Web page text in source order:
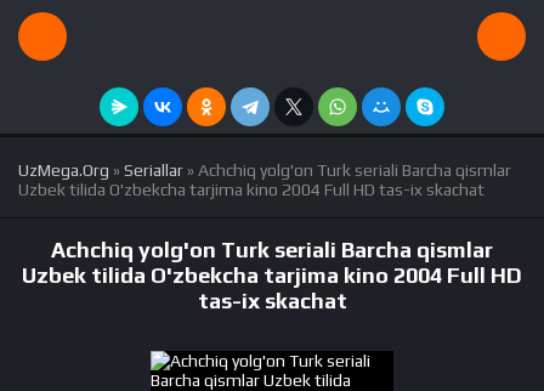
UzMega.Org »Seriallar » Achchiq yolg'on Turk seriali Barcha qismlar
Uzbek tilida O'zbekcha tarjima kino 2004 Full HD tas-ix skachat
Achchiq yolg'on Turk seriali Barcha qismlar
Uzbek tilida O'zbekcha tarjima kino 2004 Full HD
tas-ix skachat